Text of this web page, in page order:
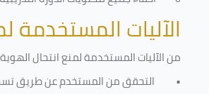
الآليات المستخدمة
من الآليات المستخدمة لمنعانتحال الهوية
• التحقق من المستخدم عن طريق